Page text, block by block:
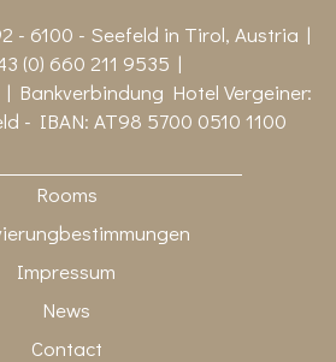
- 6100 - Seefeld in Tirol, Austria |
(0) 660 211 9535 |
| Bankverbindung Hotel Vergeiner:
- IBAN: AT98 5700 0510 1100
Rooms
Impressum
News
Contact